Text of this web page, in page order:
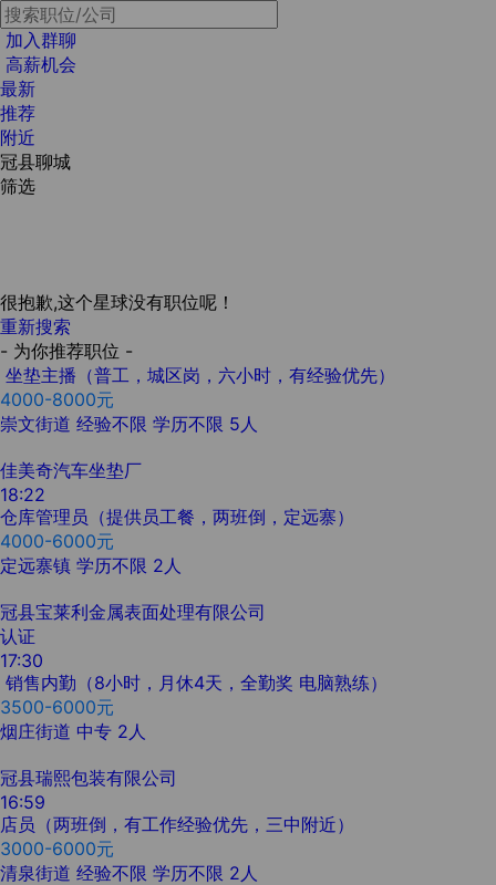
加入群聊
高薪机会
最新
推荐
附近
冠县聊城
筛选
很抱歉,这个星球没有职位呢！
重新搜索
- 为你推荐职位 -
坐垫主播（普工，城区岗，六小时，有经验优先）
4000-8000元
崇文街道 经验不限 学历不限 5人
佳美奇汽车坐垫厂
18:22
仓库管理员（提供员工餐，两班倒，定远寨）
4000-6000元
定远寨镇 学历不限 2人
冠县宝莱利金属表面处理有限公司
认证
17:30
销售内勤（8小时，月休4天，全勤奖 电脑熟练）
3500-6000元
烟庄街道 中专 2人
冠县瑞熙包装有限公司
16:59
店员（两班倒，有工作经验优先，三中附近）
3000-6000元
清泉街道 经验不限 学历不限 2人